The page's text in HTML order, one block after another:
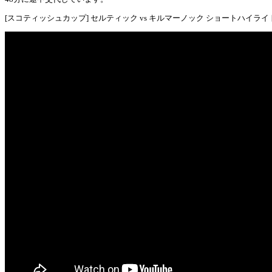
[スコティッシュカップ] セルティック vs キルマーノック ショートハイライ